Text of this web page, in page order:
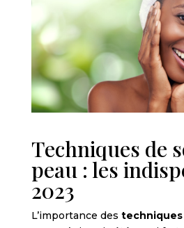
Techniques de
peau : les
2023
L’importance des techniques